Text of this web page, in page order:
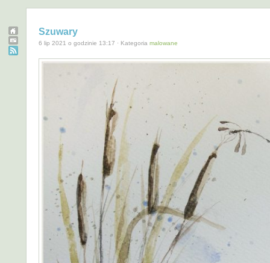
Szuwary
6 lip 2021 o godzinie 13:17 · Kategoria malowane